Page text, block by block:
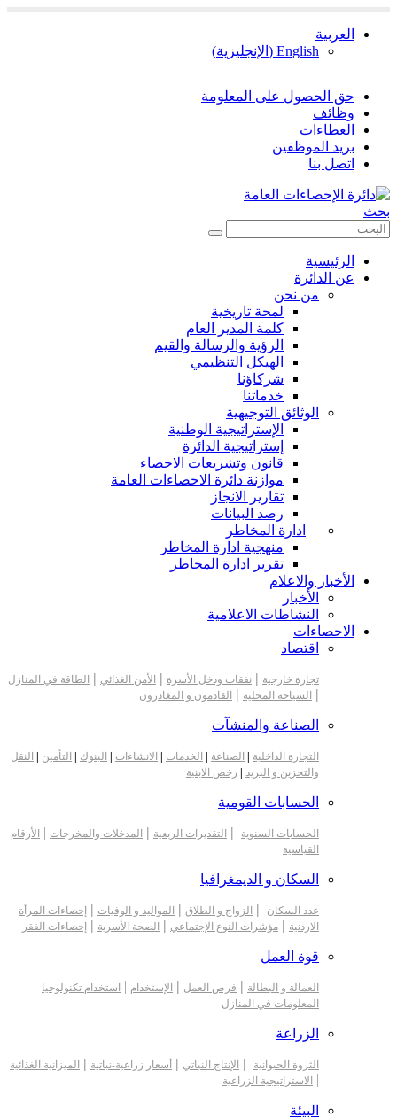
العربية
English
( الإنجليزية)
حق الحصول على المعلومة
وظائف
العطاءات
بريد الموظفين
اتصل بنا
بحث
الرئيسية
عن الدائرة
من نحن
لمحة تاريخية
كلمة المدير العام
الرؤية والرسالة والقيم
الهيكل التنظيمي
شركاؤنا
خدماتنا
الوثائق التوجيهية
الإستراتيجية الوطنية
إستراتيجية الدائرة
قانون وتشريعات الاحصاء
موازنة دائرة الاحصاءات العامة
تقارير الانجاز
رصد البيانات
ادارة المخاطر
منهجية ادارة المخاطر
تقرير ادارة المخاطر
الأخبار والاعلام
الأخبار
النشاطات الاعلامية
الاحصاءات
اقتصاد
تجارة خارجية | نفقات ودخل الأسرة | الأمن الغذائي | الطاقة في المنازل
| السياحة المحلية | القادمون و المغادرون
الصناعة والمنشآت
التجارة الداخلية الصناعة الخدمات الانشاءات البنوك التأمين
النقل
والتخزين و البريد
رخص الابنية
الحسابات القومية
الحسابات السنوية | التقديرات الربعية | المدخلات والمخرجات |
الأرقام
القياسية
السكان و الديمغرافيا
عدد السكان | الزواج و الطلاق | المواليد و الوفيات | إحصاءات المرأة
الاردنية | مؤشرات النوع الإجتماعي | الصحة الأسرية | إحصاءات الفقر
قوة العمل
العمالة و البطالة | فرص العمل | الإستخدام |
استخدام تكنولوجيا
المعلومات في المنازل
الزراعة
الثروة الحيوانية | الإنتاج النباتي | أسعار زراعية-نباتية | الميزانية الغذائية
| الاستراتيجية الزراعية
البيئة